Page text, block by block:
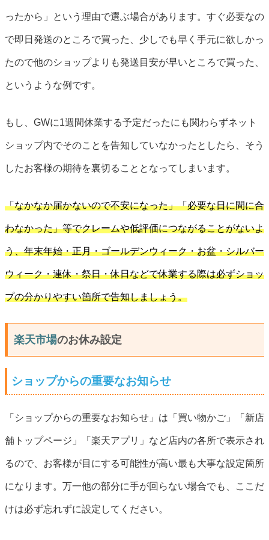
ったから」という理由で選ぶ場合があります。すぐ必要なの
で即日発送のところで買った、少しでも早く手元に欲しかっ
たので他のショップよりも発送目安が早いところで買った、
というような例です。
もし、GWに1週間休業する予定だったにも関わらずネット
ショップ内でそのことを告知していなかったとしたら、そう
したお客様の期待を裏切ることとなってしまいます。
「なかなか届かないので不安になった」「必要な日に間に合
わなかった」等でクレームや低評価につながることがないよ
う、年末年始・正月・ゴールデンウィーク・お盆・シルバー
ウィーク・連休・祭日・休日などで休業する際は必ずショッ
プの分かりやすい箇所で告知しましょう。
楽天市場のお休み設定
ショップからの重要なお知らせ
「ショップからの重要なお知らせ」は「買い物かご」「新店
舗トップページ」「楽天アプリ」など店内の各所で表示され
るので、お客様が目にする可能性が高い最も大事な設定箇所
になります。万一他の部分に手が回らない場合でも、ここだ
けは必ず忘れずに設定してください。